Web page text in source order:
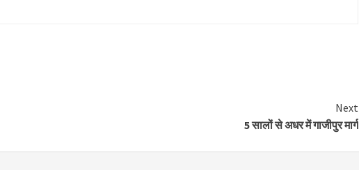
Next
5 सालों से अधर में गाजीपुर मार्ग